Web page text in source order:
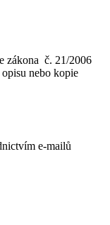
zákona č. 21/2006
nebo kopie
e-mailů